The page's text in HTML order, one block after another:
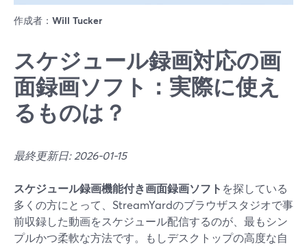
作成者： Will Tucker
スケジュール録画対応の画
面録画ソフト：実際に使え
るものは？
最終更新日: 2026-01-15
スケジュール録画機能付き画面録画ソフト を探している
多くの方にとって、StreamYardのブラウザスタジオで事
前収録した動画をスケジュール配信するのが、最もシン
プルかつ柔軟な方法です。もしデスクトップの高度な自